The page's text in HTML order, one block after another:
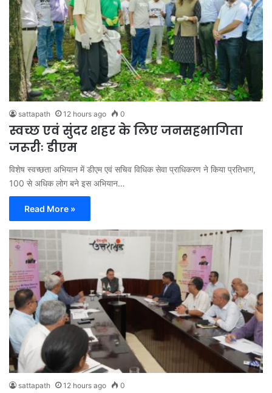
sattapath 12 hours ago 0
स्वच्छ एवं सुंदर शहर के लिए जनसहभागिता
जरूरीः डीएम
विशेष स्वच्छता अभियान में डीएम एवं सचिव विधिक सेवा प्राधिकरण ने किया प्रतिभाग,
100 से अधिक लोग बने इस अभियान…
Read More »
sattapath 12 hours ago 0